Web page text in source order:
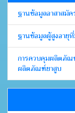
ฐานข้อมูลอาสาสมั
ฐานข้อมูลผู้สูงอายุ
การควบคุมผลิตภัณ
ผลิตภัณฑ์ยาสูบ